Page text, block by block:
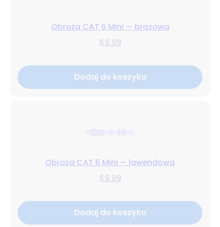
Obroża CAT 6 Mini — brązowa
$9.99
Dodaj do koszyka
Obroża CAT 6 Mini — lawendowa
$9.99
Dodaj do koszyka